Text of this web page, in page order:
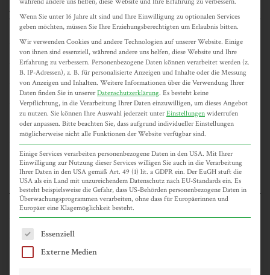
ARCHIV
November 2017
Februar 2017
November 2016
Mai 2016
Februar 2016
Januar 2016
KATEGORIEN
Allgemein
Veranstaltungen
Wenn Sie unter 16 Jahre alt sind und Ihre Einwilligung zu optionalen Services
geben möchten, müssen Sie Ihre Erziehungsberechtigten um Erlaubnis bitten.
Wir verwenden Cookies und andere Technologien auf unserer Website. Einige
von ihnen sind essenziell, während andere uns helfen, diese Website und Ihre
Erfahrung zu verbessern. Personenbezogene Daten können verarbeitet werden (z.
B. IP-Adressen), z. B. für personalisierte Anzeigen und Inhalte oder die Messung
von Anzeigen und Inhalten. Weitere Informationen über die Verwendung Ihrer
Daten finden Sie in unsererDatenschutzerklärung. Es besteht keine
Verpflichtung, in die Verarbeitung Ihrer Daten einzuwilligen, um dieses Angebot
zu nutzen. Sie können Ihre Auswahl jederzeit unterEinstellungenwiderrufen
oder anpassen. Bitte beachten Sie, dass aufgrund individueller Einstellungen
möglicherweise nicht alle Funktionen der Website verfügbar sind.
Einige Services verarbeiten personenbezogene Daten in den USA. Mit Ihrer
Einwilligung zur Nutzung dieser Services willigen Sie auch in die Verarbeitung
Ihrer Daten in den USA gemäß Art. 49 (1) lit. a GDPR ein. Der EuGH stuft die
USA als ein Land mit unzureichendem Datenschutz nach EU-Standards ein. Es
besteht beispielsweise die Gefahr, dass US-Behörden personenbezogene Daten in
Überwachungsprogrammen verarbeiten, ohne dass für Europäerinnen und
Europäer eine Klagemöglichkeit besteht.
Es folgt eine Liste der Service-Gruppen, für die eine
Essenziell
Externe Medien